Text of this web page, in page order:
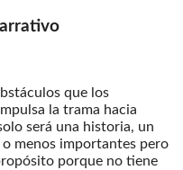
que los
la trama hacia
será una historia, un
menos importantes pero
porque no tiene